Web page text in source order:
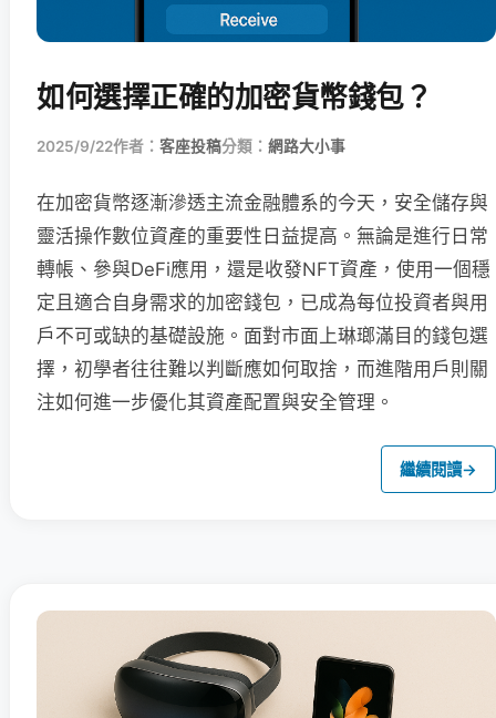
如何選擇正確的加密貨幣錢包？
2025/9/22作者： 客座投稿分類： 網路大小事
在加密貨幣逐漸滲透主流金融體系的今天，安全儲存與
靈活操作數位資產的重要性日益提高。無論是進行日常
轉帳、參與DeFi應用，還是收發NFT資產，使用一個穩
定且適合自身需求的加密錢包，已成為每位投資者與用
戶不可或缺的基礎設施。面對市面上琳瑯滿目的錢包選
擇，初學者往往難以判斷應如何取捨，而進階用戶則關
注如何進一步優化其資產配置與安全管理。
繼續閱讀→